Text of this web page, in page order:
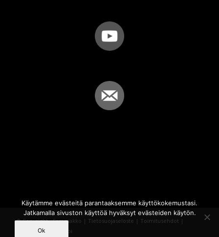
© Copyright - Sammakko | Tietosuojaseloste | Toimitusehdot |
Powered by
iQWebbi
Käytämme evästeitä parantaaksemme käyttökokemustasi.
Jatkamalla sivuston käyttöä hyväksyt evästeiden käytön.
Ok